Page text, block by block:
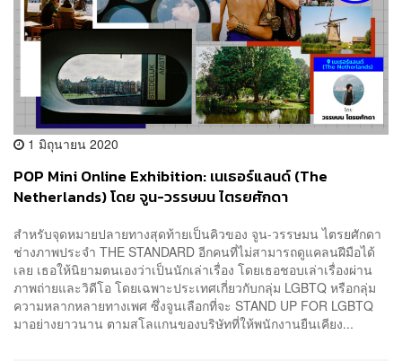
1 มิถุนายน 2020
POP Mini Online Exhibition: เนเธอร์แลนด์ (The
Netherlands) โดย จูน-วรรษมน ไตรยศักดา
สำหรับจุดหมายปลายทางสุดท้ายเป็นคิวของ จูน-วรรษมน ไตรยศักดา
ช่างภาพประจำ THE STANDARD อีกคนที่ไม่สามารถดูแคลนฝีมือได้
เลย เธอให้นิยามตนเองว่าเป็นนักเล่าเรื่อง โดยเธอชอบเล่าเรื่องผ่าน
ภาพถ่ายและวิดีโอ โดยเฉพาะประเทศเกี่ยวกับกลุ่ม LGBTQ หรือกลุ่ม
ความหลากหลายทางเพศ ซึ่งจูนเลือกที่จะ STAND UP FOR LGBTQ
มาอย่างยาวนาน ตามสโลแกนของบริษัทที่ให้พนักงานยืนเคียง...